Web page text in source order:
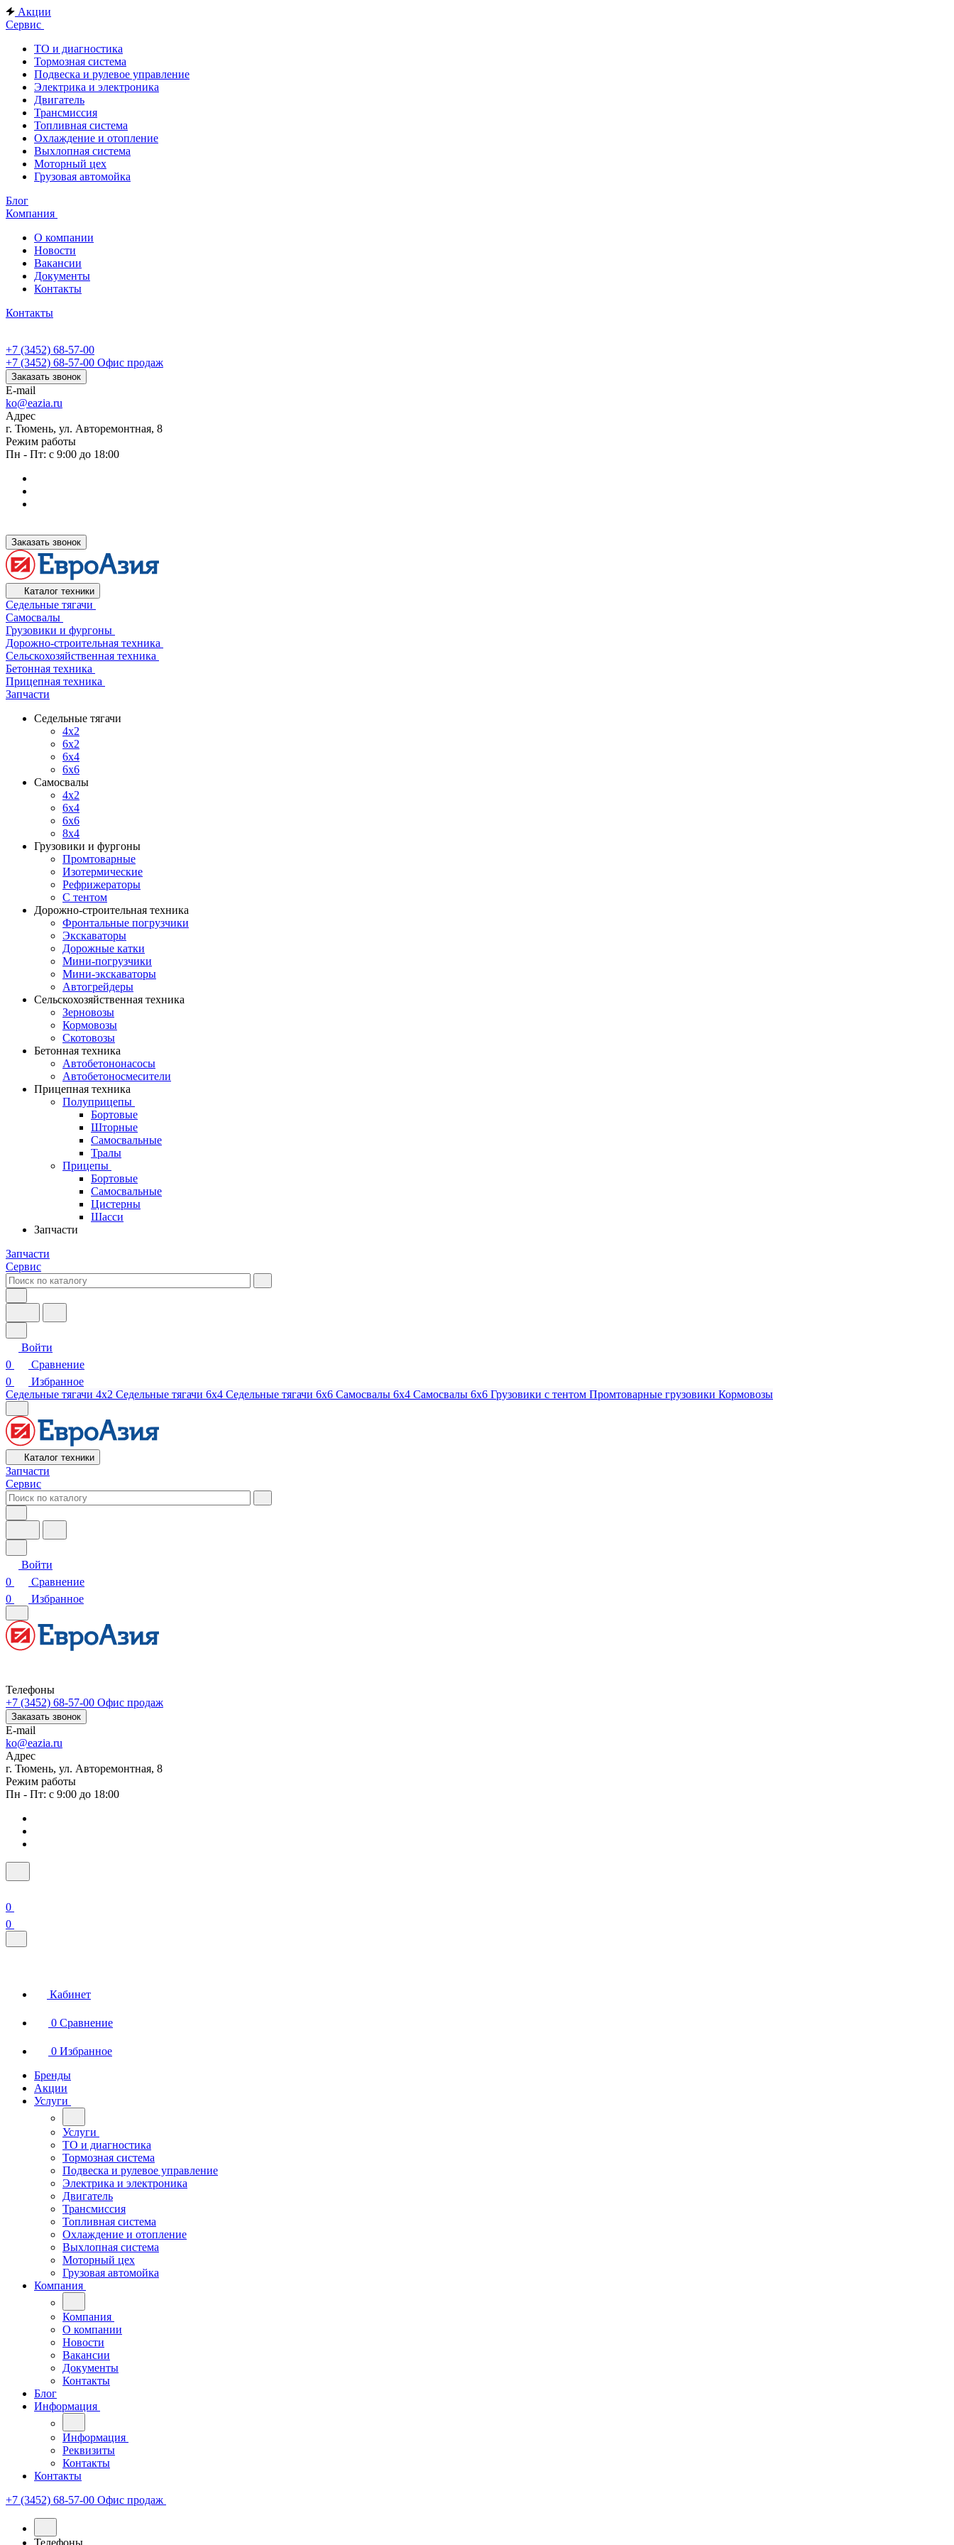
Акции
Сервис
ТО и диагностика
Тормозная система
Подвеска и рулевое управление
Электрика и электроника
Двигатель
Трансмиссия
Топливная система
Охлаждение и отопление
Выхлопная система
Моторный цех
Грузовая автомойка
Блог
Компания
О компании
Новости
Вакансии
Документы
Контакты
Контакты
+7 (3452) 68-57-00
+7 (3452) 68-57-00 Офис продаж
Заказать звонок
E-mail
ko@eazia.ru
Адрес
г. Тюмень, ул. Авторемонтная, 8
Режим работы
Пн - Пт: с 9:00 до 18:00
Заказать звонок
Каталог техники
Седельные тягачи
Самосвалы
Грузовики и фургоны
Дорожно-строительная техника
Сельскохозяйственная техника
Бетонная техника
Прицепная техника
Запчасти
Седельные тягачи
4x2
6x2
6x4
6x6
Самосвалы
4x2
6x4
6x6
8x4
Грузовики и фургоны
Промтоварные
Изотермические
Рефрижераторы
С тентом
Дорожно-строительная техника
Фронтальные погрузчики
Экскаваторы
Дорожные катки
Мини-погрузчики
Мини-экскаваторы
Автогрейдеры
Сельскохозяйственная техника
Зерновозы
Кормовозы
Скотовозы
Бетонная техника
Автобетононасосы
Автобетоносмесители
Прицепная техника
Полуприцепы
Бортовые
Шторные
Самосвальные
Тралы
Прицепы
Бортовые
Самосвальные
Цистерны
Шасси
Запчасти
Запчасти
Сервис
Войти
0
Сравнение
0
Избранное
Седельные тягачи 4х2 Седельные тягачи 6х4 Седельные тягачи 6х6 Самосвалы 6х4 Самосвалы 6х6 Грузовики с тентом Промтоварные грузовики Кормовозы
Каталог техники
Запчасти
Сервис
Войти
0
Сравнение
0
Избранное
Телефоны
+7 (3452) 68-57-00 Офис продаж
Заказать звонок
E-mail
ko@eazia.ru
Адрес
г. Тюмень, ул. Авторемонтная, 8
Режим работы
Пн - Пт: с 9:00 до 18:00
0
0
Кабинет
0 Сравнение
0 Избранное
Бренды
Акции
Услуги
Услуги
ТО и диагностика
Тормозная система
Подвеска и рулевое управление
Электрика и электроника
Двигатель
Трансмиссия
Топливная система
Охлаждение и отопление
Выхлопная система
Моторный цех
Грузовая автомойка
Компания
Компания
О компании
Новости
Вакансии
Документы
Контакты
Блог
Информация
Информация
Реквизиты
Контакты
Контакты
+7 (3452) 68-57-00 Офис продаж
Телефоны